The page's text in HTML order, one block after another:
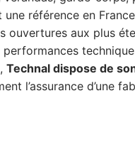
référence en
aux plus
Technal dispose de
l’assurance d’une